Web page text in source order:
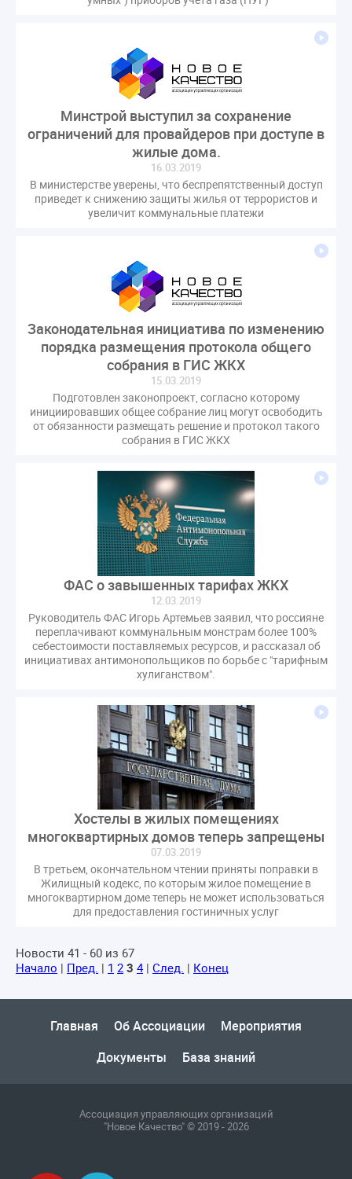
Минстрой выступил за сохранение
ограничений для провайдеров при доступе в
жилые дома.
16.03.2019
В министерстве уверены, что беспрепятственный доступ
приведет к снижению защиты жилья от террористов и
увеличит коммунальные платежи
Законодательная инициатива по изменению
порядка размещения протокола общего
собрания в ГИС ЖКХ
15.03.2019
Подготовлен законопроект, согласно которому
инициировавших общее собрание лиц могут освободить
от обязанности размещать решение и протокол такого
собрания в ГИС ЖКХ
ФАС о завышенных тарифах ЖКХ
12.03.2019
Руководитель ФАС Игорь Артемьев заявил, что россияне
переплачивают коммунальным монстрам более 100%
себестоимости поставляемых ресурсов, и рассказал об
инициативах антимонопольщиков по борьбе с "тарифным
хулиганством".
Хостелы в жилых помещениях
многоквартирных домов теперь запрещены
07.03.2019
В третьем, окончательном чтении приняты поправки в
Жилищный кодекс, по которым жилое помещение в
многоквартирном доме теперь не может использоваться
для предоставления гостиничных услуг
Новости 41 - 60 из 67
Начало | Пред. | 1 2 3 4| След. | Конец
Главная Об Ассоциации
Мероприятия
Документы
База знаний
Ассоциация управляющих организаций
"Новое Качество" © 2019 - 2026